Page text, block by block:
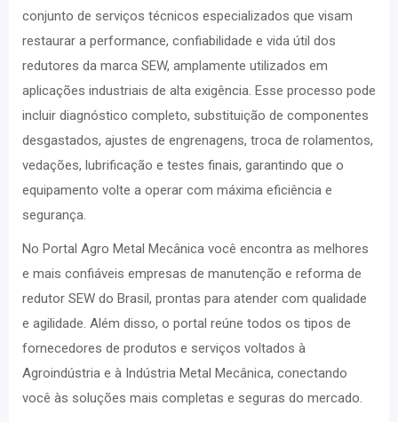
conjunto de serviços técnicos especializados que visam
restaurar a performance, confiabilidade e vida útil dos
redutores da marca SEW, amplamente utilizados em
aplicações industriais de alta exigência. Esse processo pode
incluir diagnóstico completo, substituição de componentes
desgastados, ajustes de engrenagens, troca de rolamentos,
vedações, lubrificação e testes finais, garantindo que o
equipamento volte a operar com máxima eficiência e
segurança.
No Portal Agro Metal Mecânica você encontra as melhores
e mais confiáveis empresas de manutenção e reforma de
redutor SEW do Brasil, prontas para atender com qualidade
e agilidade. Além disso, o portal reúne todos os tipos de
fornecedores de produtos e serviços voltados à
Agroindústria e à Indústria Metal Mecânica, conectando
você às soluções mais completas e seguras do mercado.